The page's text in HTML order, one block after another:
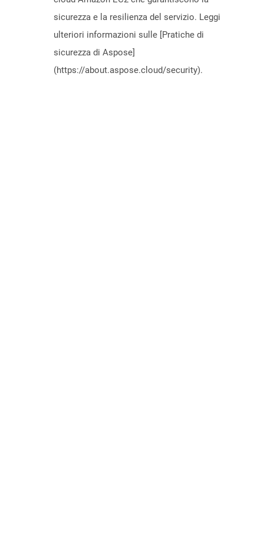
sicurezza e la resilienza del servizio. Leggi
ulteriori informazioni sulle [Pratiche di
sicurezza di Aspose]
(https://about.aspose.cloud/security).